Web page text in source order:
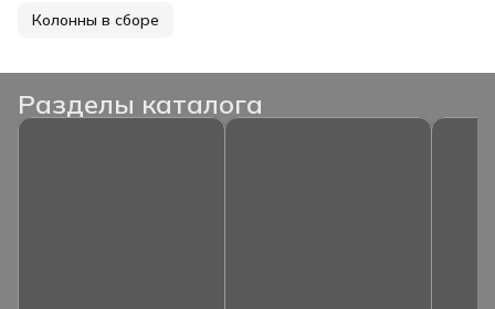
Колонны в сборе
Разделы каталога